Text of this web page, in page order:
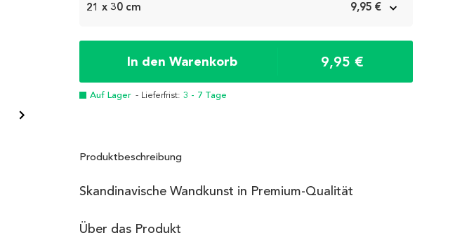
21 x 30 cm 9,95 €
In den Warenkorb 9,95 €
Auf Lager - Lieferfrist: 3 - 7 Tage
Produktbeschreibung
Skandinavische Wandkunst in Premium-Qualität
Über das Produkt